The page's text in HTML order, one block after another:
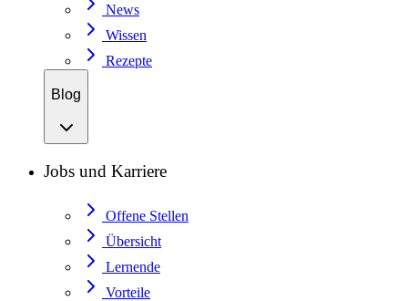
News
Wissen
Rezepte
Blog
Jobs und Karriere
Offene Stellen
Übersicht
Lernende
Vorteile